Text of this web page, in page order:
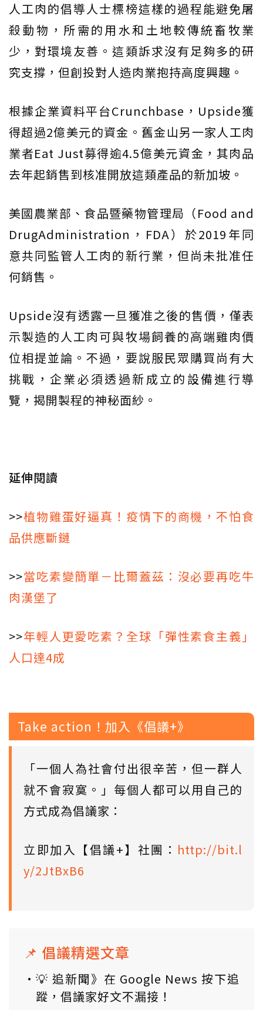
人工肉的倡導人士標榜這樣的過程能避免屠
殺動物，所需的用水和土地較傳統畜牧業
少，對環境友善。這類訴求沒有足夠多的研
究支撐，但創投對人造肉業抱持高度興趣。
根據企業資料平台Crunchbase，Upside獲
得超過2億美元的資金。舊金山另一家人工肉
業者Eat Just募得逾4.5億美元資金，其肉品
去年起銷售到核准開放這類產品的新加坡。
美國農業部、食品暨藥物管理局（Food and
DrugAdministration，FDA）於2019年同
意共同監管人工肉的新行業，但尚未批准任
何銷售。
Upside沒有透露一旦獲准之後的售價，僅表
示製造的人工肉可與牧場飼養的高端雞肉價
位相提並論。不過，要說服民眾購買尚有大
挑戰，企業必須透過新成立的設備進行導
覽，揭開製程的神秘面紗。
延伸閱讀
>>植物雞蛋好逼真！疫情下的商機，不怕食
品供應斷鏈
>>當吃素變簡單－比爾蓋茲：沒必要再吃牛
肉漢堡了
>>年輕人更愛吃素？全球「彈性素食主義」
人口達4成
Take action！加入《倡議+》
「一個人為社會付出很辛苦，但一群人
就不會寂寞。」每個人都可以用自己的
方式成為倡議家：
立即加入【倡議+】社團： http://bit.l
y/2JtBxB6
📌 倡議精選文章
💡 追新聞》在 Google News 按下追
蹤，倡議家好文不漏接！